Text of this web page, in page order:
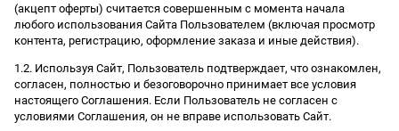
(акцепт оферты) считается совершенным с момента начала
любого использования Сайта Пользователем (включая просмотр
контента, регистрацию, оформление заказа и иные действия).
1.2. Используя Сайт, Пользователь подтверждает, что ознакомлен,
согласен, полностью и безоговорочно принимает все условия
настоящего Соглашения. Если Пользователь не согласен с
условиями Соглашения, он не вправе использовать Сайт.